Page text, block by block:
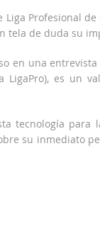
Profesional de
tela de duda su
en una
es un
tecnología para
su inmediato